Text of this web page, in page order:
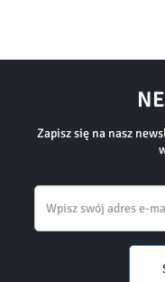
Zapisz się na nasz